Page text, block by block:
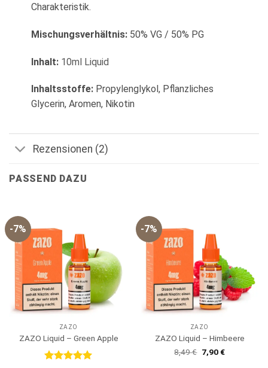
Charakteristik.
Mischungsverhältnis:50% VG / 50% PG
Inhalt: 10ml Liquid
Inhaltsstoffe:Propylenglykol, Pflanzliches
Glycerin, Aromen, Nikotin
Rezensionen (2)
PASSEND DAZU
-7%
ZAZO
ZAZO Liquid – Green Apple
-7%
ZAZO
ZAZO Liquid – Himbeere
8,49€ Ursprünglicher
Preis
7,90€Aktueller